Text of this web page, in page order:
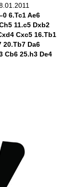
6.Tc1 Ae6
11.c5 Dxb2
Cxc5 16.Tb1
20.Tb7 Da6
Cb6 25.h3 De4